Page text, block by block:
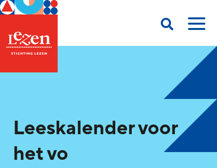
Leeskalender voor
het vo